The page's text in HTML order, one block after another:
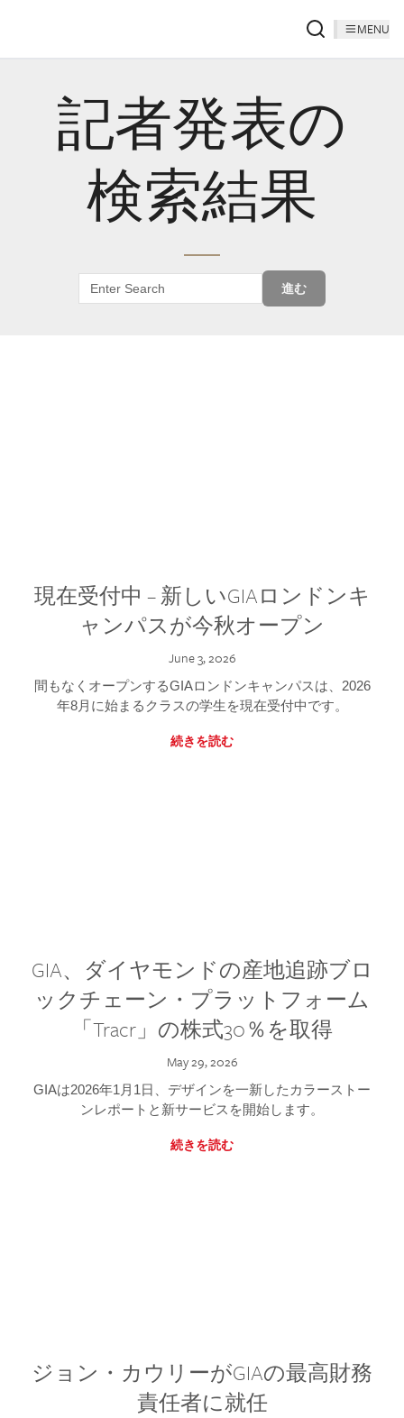
MENU
記者発表の
検索結果
進む
現在受付中 – 新しいGIAロンドンキ
ャンパスが今秋オープン
June 3, 2026
間もなくオープンするGIAロンドンキャンパスは、2026
年8月に始まるクラスの学生を現在受付中です。
続きを読む
GIA、ダイヤモンドの産地追跡ブロ
ックチェーン・プラットフォーム
「Tracr」の株式30％を取得
May 29, 2026
GIAは2026年1月1日、デザインを一新したカラーストー
ンレポートと新サービスを開始します。
続きを読む
ジョン・カウリーがGIAの最高財務
責任者に就任